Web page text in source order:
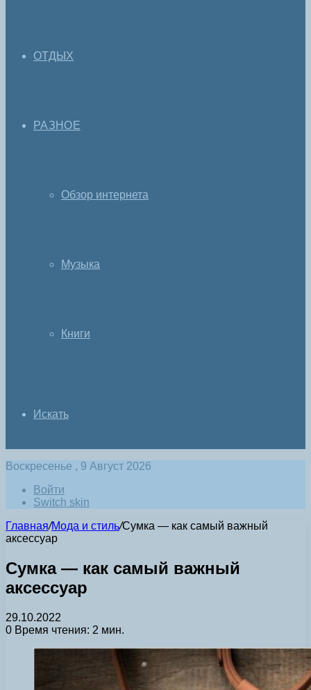
ОТДЫХ
РАЗНОЕ
Обзор интернета
Музыка
Книги
Искать
Воскресенье , 9 Август 2026
Войти
Switch skin
Главная/Мода и стиль/Сумка — как самый важный
аксессуар
Сумка — как самый важный
аксессуар
29.10.2022
0 Время чтения: 2 мин.